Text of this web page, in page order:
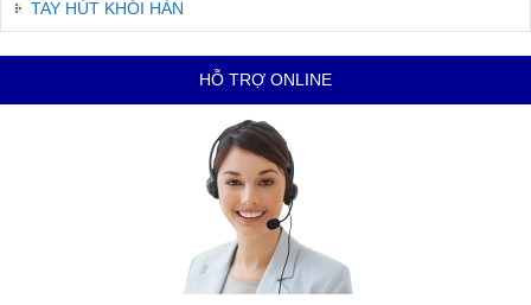
TAY HÚT KHÓI HÀN
HỖ TRỢ ONLINE